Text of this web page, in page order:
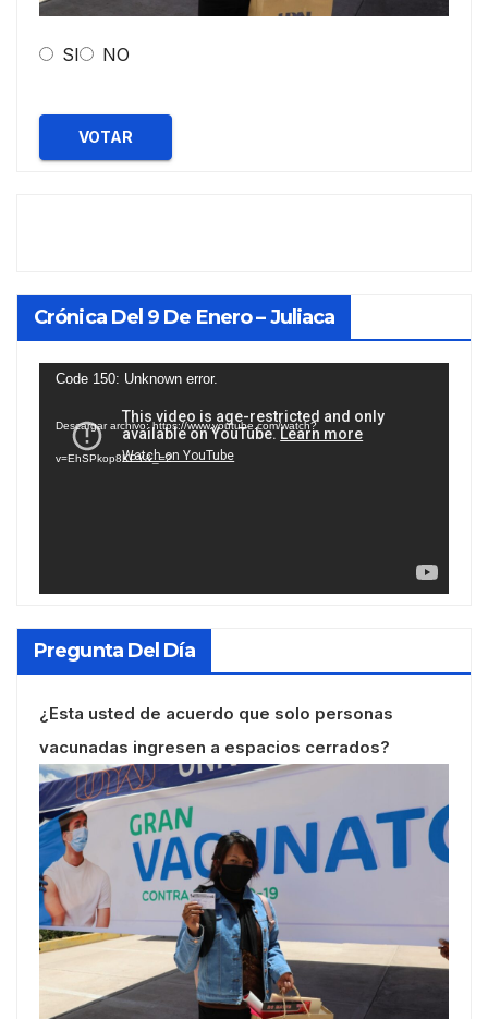
SI NO
VOTAR
Crónica Del 9 De Enero – Juliaca
Reproductor
vídeo
Code 150: Unknown error.
Descargar archivo: https://www.youtube.com/watch?
v=EhSPkop8KPY&_=2
Pregunta Del Día
¿Esta usted de acuerdo que solo personas
vacunadas ingresen a espacios cerrados?